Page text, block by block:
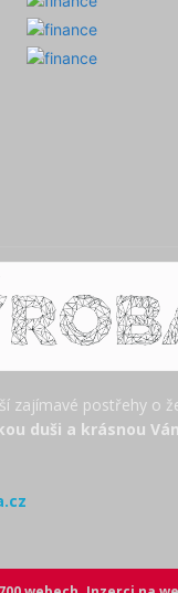
zajímavé postřehy o
duši a krásnou